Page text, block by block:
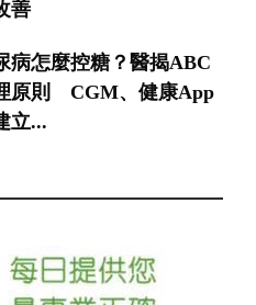
善
病怎麼控糖？醫揭ABC
原則 CGM、健康App
立...